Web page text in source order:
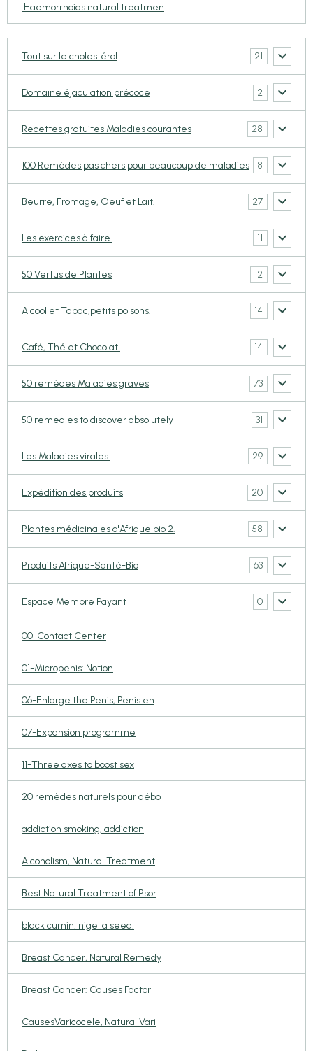
Haemorrhoids natural treatmen
Tout sur le cholestérol 21
Domaine éjaculation précoce 2
Recettes gratuites Maladies courantes 28
100 Remèdes pas chers pour beaucoup de maladies 8
Beurre, Fromage, Oeuf et Lait. 27
Les exercices à faire. 11
50 Vertus de Plantes 12
Alcool et Tabac,petits poisons. 14
Café, Thé et Chocolat. 14
50 remèdes Maladies graves 73
50 remedies to discover absolutely 31
Les Maladies virales. 29
Expédition des produits 20
Plantes médicinales d'Afrique bio 2. 58
Produits Afrique-Santé-Bio 63
Espace Membre Payant 0
00-Contact Center
01-Micropenis: Notion
06-Enlarge the Penis, Penis en
07-Expansion programme
11-Three axes to boost sex
20 remèdes naturels pour débo
addiction smoking, addiction
Alcoholism, Natural Treatment
Best Natural Treatment of Psor
black cumin, nigella seed,
Breast Cancer, Natural Remedy
Breast Cancer: Causes Factor
CausesVaricocele, Natural Vari